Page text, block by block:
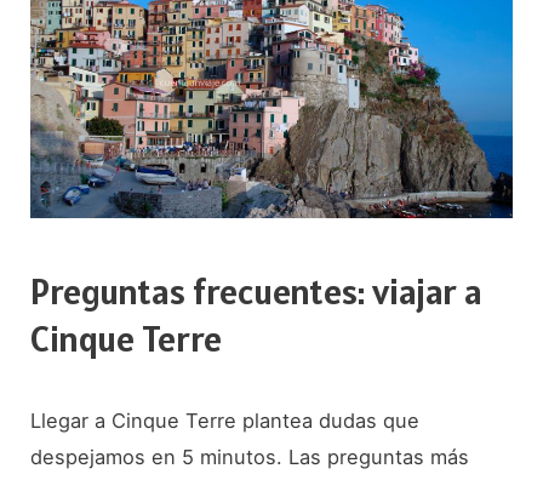
Imprescindible
Preguntas frecuentes: viajar a
Cinque Terre
Llegar a Cinque Terre plantea dudas que
despejamos en 5 minutos. Las preguntas más